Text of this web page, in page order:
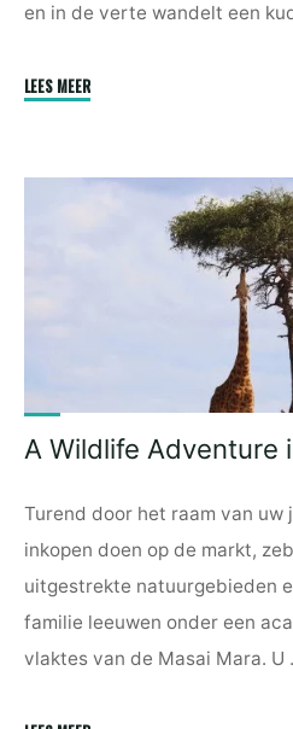
en in de verte wandelt een
LEES MEER"Explore
Nature
A Wildlife Adventure
Turend door het raam van uw
inkopen doen op de markt,
uitgestrekte natuurgebieden
familie leeuwen onder een
vlaktes van de Masai Mara. U